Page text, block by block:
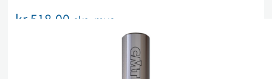
kr518,00 eks. mva
Utsolgt, men kan bestilles
Legg i handlekurv